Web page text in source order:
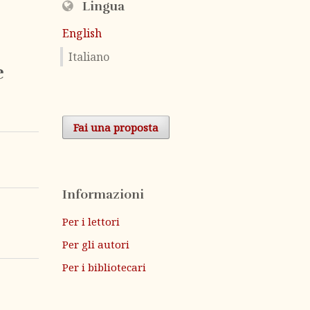
Lingua
English
Italiano
Fai una proposta
Informazioni
Per i lettori
Per gli autori
Per i bibliotecari